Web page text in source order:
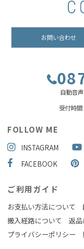
お問い合わせ
自動音
受付時
FOLLOW ME
INSTAGRAM
FACEBOOK
ご利用ガイド
お支払い方法について
搬入経路について
返
プライバシーポリシー